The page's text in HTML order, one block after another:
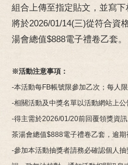
組合上傳至指定貼文，並寫下
將於2026/01/14(三)從符合資
湯會總值$888電子禮卷乙套。
※活動注意事項：
-本活動每FB帳號限參加乙次；每人
-相關活動及中獎名單以活動網站上公
-得主需於2026/01/20前回覆領獎資
茶湯會總值$888電子禮卷乙套，逾期
-參加本活動抽獎者請務必確認個人